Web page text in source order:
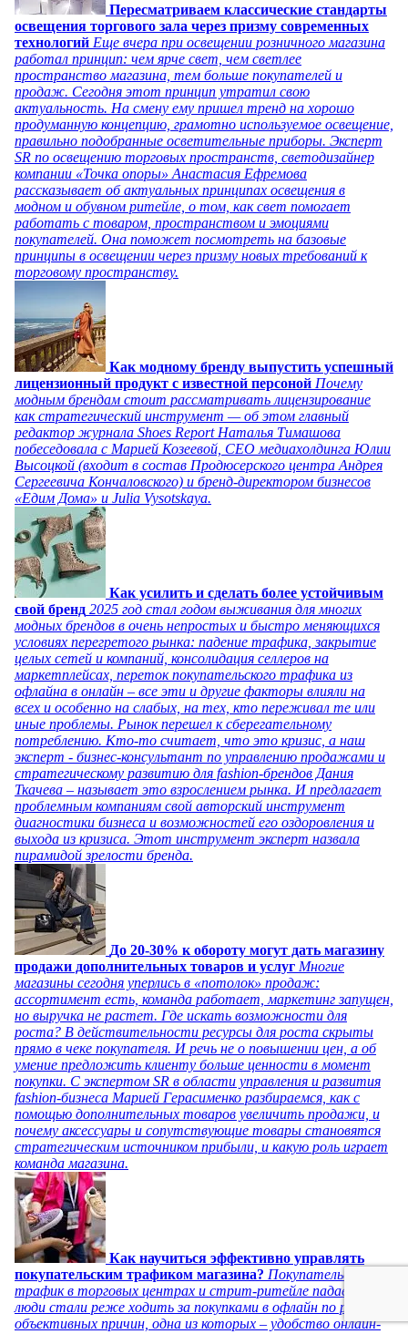
Пересматриваем классические стандарты
освещения торгового зала через призму современных
технологий Еще вчера при освещении розничного магазина
работал принцип: чем ярче свет, чем светлее
пространство магазина, тем больше покупателей и
продаж. Сегодня этот принцип утратил свою
актуальность. На смену ему пришел тренд на хорошо
продуманную концепцию, грамотно используемое освещение,
правильно подобранные осветительные приборы. Эксперт
SR по освещению торговых пространств, светодизайнер
компании «Точка опоры» Анастасия Ефремова
рассказывает об актуальных принципах освещения в
модном и обувном ритейле, о том, как свет помогает
работать с товаром, пространством и эмоциями
покупателей. Она поможет посмотреть на базовые
принципы в освещении через призму новых требований к
торговому пространству.
Как модному бренду выпустить успешный
лицензионный продукт с известной персоной Почему
модным брендам стоит рассматривать лицензирование
как стратегический инструмент — об этом главный
редактор журнала Shoes Report Наталья Тимашова
побеседовала с Марией Козеевой, СЕО медиахолдинга Юлии
Высоцкой (входит в состав Продюсерского центра Андрея
Сергеевича Кончаловского) и бренд-директором бизнесов
«Едим Дома» и Julia Vysotskaya.
Как усилить и сделать более устойчивым
свой бренд 2025 год стал годом выживания для многих
модных брендов в очень непростых и быстро меняющихся
условиях перегретого рынка: падение трафика, закрытие
целых сетей и компаний, консолидация селлеров на
маркетплейсах, переток покупательского трафика из
офлайна в онлайн – все эти и другие факторы влияли на
всех и особенно на слабых, на тех, кто переживал те или
иные проблемы. Рынок перешел к сберегательному
потреблению. Кто-то считает, что это кризис, а наш
эксперт - бизнес-консультант по управлению продажами и
стратегическому развитию для fashion-брендов Дания
Ткачева – называет это взрослением рынка. И предлагает
проблемным компаниям свой авторский инструмент
диагностики бизнеса и возможностей его оздоровления и
выхода из кризиса. Этот инструмент эксперт назвала
пирамидой зрелости бренда.
До 20-30% к обороту могут дать магазину
продажи дополнительных товаров и услуг Многие
магазины сегодня уперлись в «потолок» продаж:
ассортимент есть, команда работает, маркетинг запущен,
но выручка не растет. Где искать возможности для
роста? В действительности ресурсы для роста скрыты
прямо в чеке покупателя. И речь не о повышении цен, а об
умение предложить клиенту больше ценности в момент
покупки. С экспертом SR в области управления и развития
fashion-бизнеса Марией Герасименко разбираемся, как с
помощью дополнительных товаров увеличить продажи, и
почему аксессуары и сопутствующие товары становятся
стратегическим источником прибыли, и какую роль играет
команда магазина.
Как научиться эффективно управлять
покупательским трафиком магазина? Покупательский
трафик в торговых центрах и стрит-ритейле падает,
люди стали реже ходить за покупками в офлайн по ряду
объективных причин, одна из которых – удобство онлайн-